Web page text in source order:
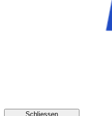
Schliessen